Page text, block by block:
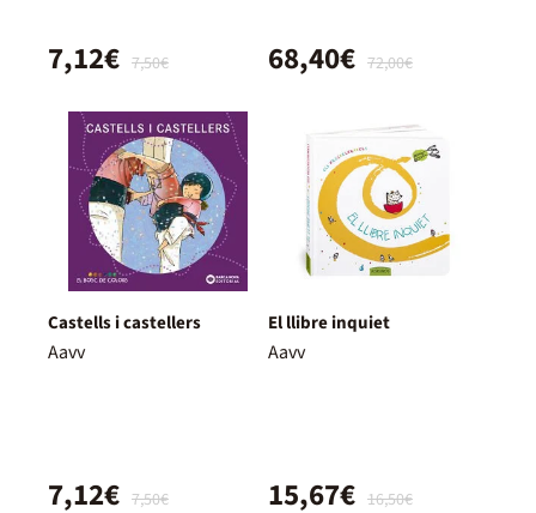
7,50€
7,12€ 72,00€
68,40€
Castells i castellers
Aavv
7,50€
7,12€
El llibre inquiet
Aavv
16,50€
15,67€